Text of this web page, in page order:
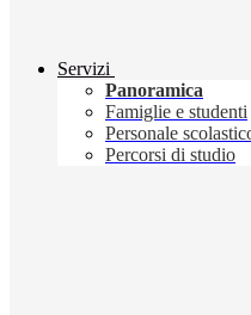
Servizi
Panoramica
Famiglie e studenti
Personale
Percorsi di studio